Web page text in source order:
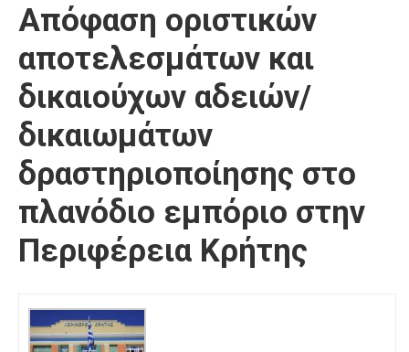
Απόφαση οριστικών
αποτελεσμάτων και
δικαιούχων αδειών/
δικαιωμάτων
δραστηριοποίησης στο
πλανόδιο εμπόριο στην
Περιφέρεια Κρήτης